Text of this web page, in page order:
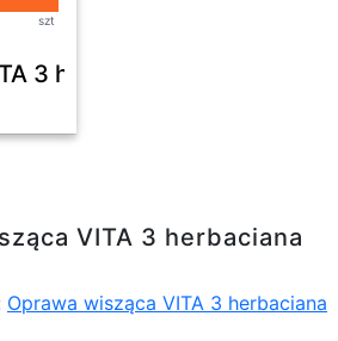
szt
3 herbaciana
VITA 3 herbaciana
Oprawa wisząca VITA 3 herbaciana